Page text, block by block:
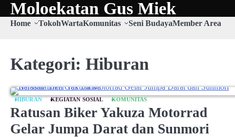
Skip
to Moloekatan Gus Miek
Home TokohWartaKomunitas Seni BudayaMember Area
Kategori: Hiburan
HIBURAN KEGIATAN SOSIAL KOMUNITAS
Ratusan Biker Yakuza Motorrad
Gelar Jumpa Darat dan Sunmori